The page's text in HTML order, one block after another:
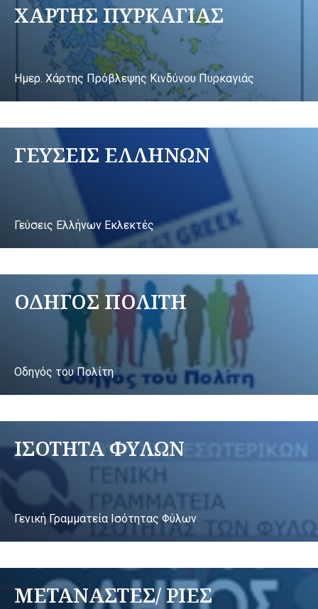
ΧΑΡΤΗΣ ΠΥΡΚΑΓΙΑΣ
Ημερ. Χάρτης Πρόβλεψης Κινδύνου Πυρκαγιάς
ΓΕΥΣΕΙΣ ΕΛΛΗΝΩΝ
Γεύσεις Ελλήνων Εκλεκτές
ΟΔΗΓΟΣ ΠΟΛΙΤΗ
Οδηγός του Πολίτη
ΙΣΟΤΗΤΑ ΦΥΛΩΝ
Γενική Γραμματεία Ισότητας Φύλων
ΜΕΤΑΝΑΣΤΕΣ/ ΡΙΕΣ